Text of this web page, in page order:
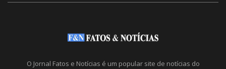
O Jornal Fatos e Notícias é um popular site de notícias do